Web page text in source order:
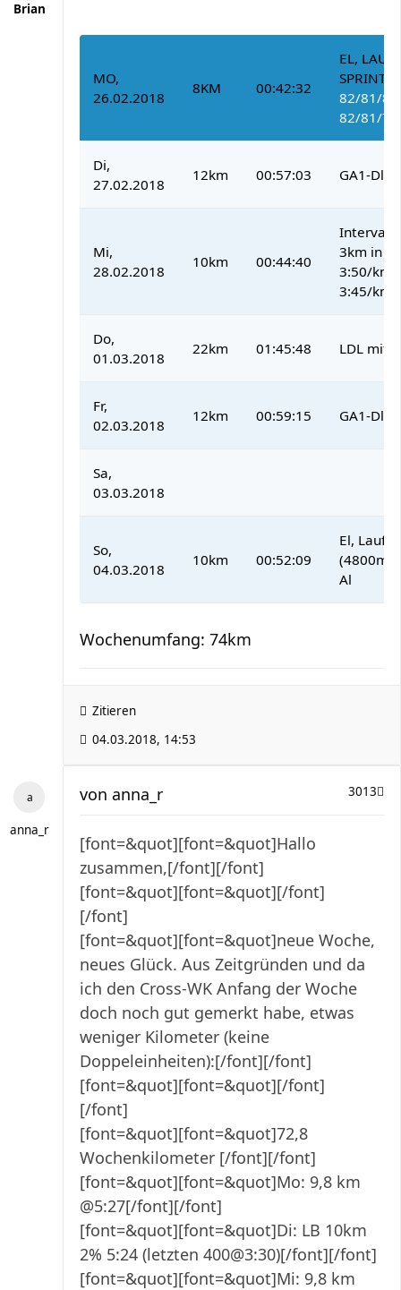
Brian
MO,
26.02.2018
8KM 00:42:32
EL,
82/81/
82/81/
Di,
27.02.2018
12km 00:57:03 GA1-Dl
Mi,
28.02.2018
10km 00:44:40
3km in
3:50/km,
3:45/km
Do,
01.03.2018
22km 01:45:48 LDL mit
Fr,
02.03.2018
12km 00:59:15 GA1-Dl
Sa,
03.03.2018
So,
04.03.2018
10km 00:52:09
El, Lauf-
(4800m)
Al
Wochenumfang: 74km
Zitieren
04.03.2018, 14:53
anna_r
3013
von anna_r
[font=&quot][font=&quot]Hallo
zusammen,[/font][/font]
[font=&quot][font=&quot][/font]
[/font]
[font=&quot][font=&quot]neue Woche,
neues Glück. Aus Zeitgründen und da
ich den Cross-WK Anfang der Woche
doch noch gut gemerkt habe, etwas
weniger Kilometer (keine
Doppeleinheiten):[/font][/font]
[font=&quot][font=&quot][/font]
[/font]
[font=&quot][font=&quot]72,8
Wochenkilometer [/font][/font]
[font=&quot][font=&quot]Mo: 9,8 km
@5:27[/font][/font]
[font=&quot][font=&quot]Di: LB 10km
2% 5:24 (letzten 400@3:30)[/font][/font]
[font=&quot][font=&quot]Mi: 9,8 km